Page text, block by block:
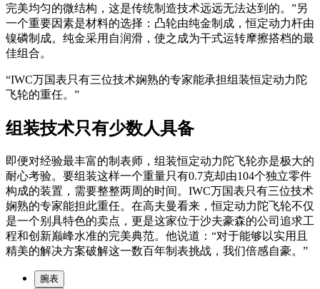
完美均匀的微结构，这是传统制造技术远远无法达到的。”另
一个重要因素是材料的选择：凸轮由纯金制成，恒定动力杆由
镍磷制成。纯金采用自润滑，使之成为干式运转摩擦搭档的最
佳组合。
“IWC万国表只有三位技术娴熟的专家能承担组装恒定动力陀
飞轮的重任。”
组装技术只有少数人具备
即便对经验最丰富的制表师，组装恒定动力陀飞轮亦是极大的
耐心考验。要组装这样一个重量只有0.7克却由104个独立零件
构成的装置，需要整整两周的时间。IWC万国表只有三位技术
娴熟的专家能担此重任。在高夫曼看来，恒定动力陀飞轮不仅
是一个别具特色的卖点，更是这家位于沙夫豪森的公司追求工
程和创新巅峰水准的完美典范。他说道：“对于能够以实用且
精美的解决方案破解这一数百年制表挑战，我们倍感自豪。”
腕表